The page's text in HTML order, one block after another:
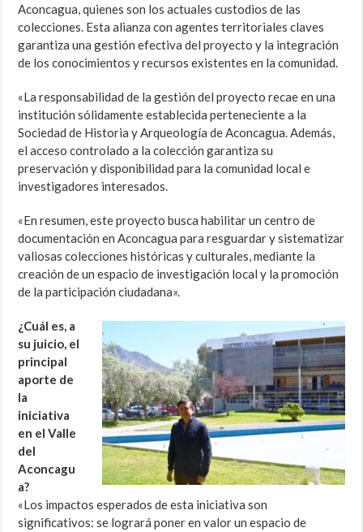
Aconcagua, quienes son los actuales custodios de las
colecciones. Esta alianza con agentes territoriales claves
garantiza una gestión efectiva del proyecto y la integración
de los conocimientos y recursos existentes en la comunidad.
«La responsabilidad de la gestión del proyecto recae en una
institución sólidamente establecida perteneciente a la
Sociedad de Historia y Arqueología de Aconcagua. Además,
el acceso controlado a la colección garantiza su
preservación y disponibilidad para la comunidad local e
investigadores interesados.
«En resumen, este proyecto busca habilitar un centro de
documentación en Aconcagua para resguardar y sistematizar
valiosas colecciones históricas y culturales, mediante la
creación de un espacio de investigación local y la promoción
de la participación ciudadana».
¿Cuál es, a
su juicio, el
principal
aporte de
la
iniciativa
en el Valle
del
Aconcagu
a?
«Los impactos esperados de esta iniciativa son
significativos: se logrará poner en valor un espacio de